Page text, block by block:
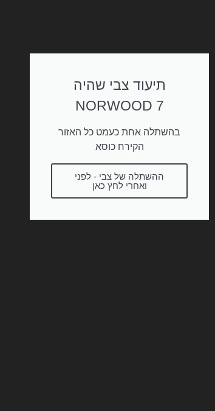
תיעוד צבי שהיה
NORWOOD 7
בהשתלה אחת כעמט כל האזור
הקירח כוסא
ההשתלה של צבי - לפני
ואחרי לחץ כאן